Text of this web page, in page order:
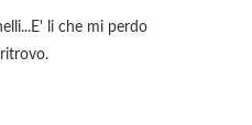
li che mi perdo